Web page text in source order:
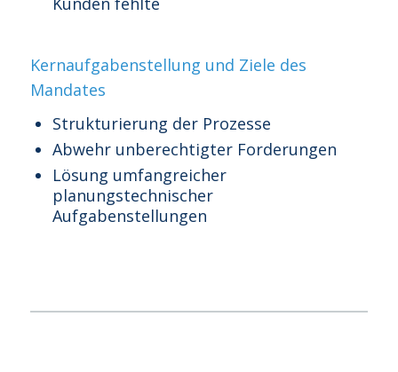
Kernaufgabenstellung und Ziele des
Mandates
Strukturierung der Prozesse
Abwehr unberechtigter Forderungen
Lösung umfangreicher
planungstechnischer
Aufgabenstellungen